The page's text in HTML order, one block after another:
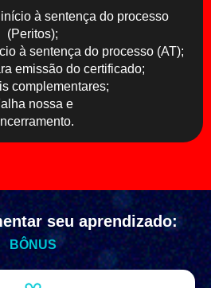
à sentença do processo
(Peritos);
à sentença do processo (AT);
emissão do certificado;
complementares;
nossa e
seu aprendizado:
BÔNUS